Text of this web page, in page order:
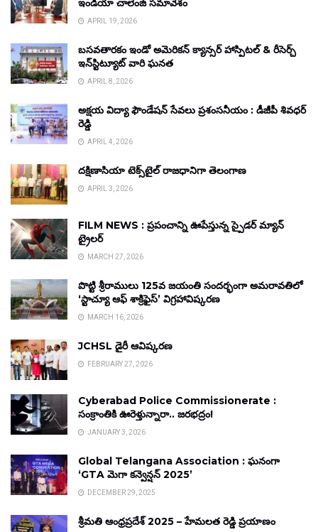
ఇండియా చాలెంజ్ సమావేశం
APRIL 19, 2026
బసవతారకం ఇండో అమెరికన్ క్యాన్సర్ హాస్పిటల్ & రీసెర్చ్
ఇన్‌స్టిట్యూట్ వారి ఘనత
APRIL 8, 2026
అక్షయ విద్యా ఫౌండేషన్ సేవలు ప్రశంసనీయం : డీజీపీ శివధర్
రెడ్డి
APRIL 4, 2026
దక్షిణాసియా టెక్స్‌టైల్ రాజధానిగా తెలంగాణ
APRIL 3, 2026
FILM NEWS : ప్రపంచాన్ని ఊపేస్తున్న స్పైడర్ మ్యాన్
ట్రైలర్
MARCH 27, 2026
పొట్టి శ్రీరాములు 125వ జయంతి సందర్భంగా అమరావతిలో
‘స్టాచ్యూ ఆఫ్ శాక్రిఫైస్’ విగ్రహావిష్కరణ
MARCH 16, 2026
JCHSL డైరీ ఆవిష్కరణ
FEBRUARY 27, 2026
Cyberabad Police Commissionerate :
సంక్రాంతికి ఊరెళ్తున్నారా.. జరభద్రం!
JANUARY 3, 2026
Global Telangana Association : ఘనంగా
‘GTA మెగా కన్వెన్షన్ 2025’
DECEMBER 29, 2025
శ్రీమతి ఆంధ్రప్రదేశ్ 2025 – హేమలత రెడ్డి ప్రయాణం